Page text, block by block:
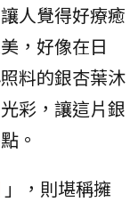
人覺得好療癒
，好像在日
料的銀杏葉沐
彩，讓這片銀
。
」，則堪稱擁